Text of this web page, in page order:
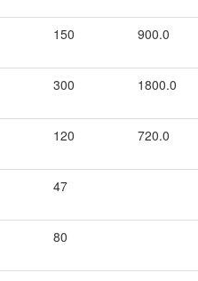
150 900.0
300 1800.0
120 720.0
47
80